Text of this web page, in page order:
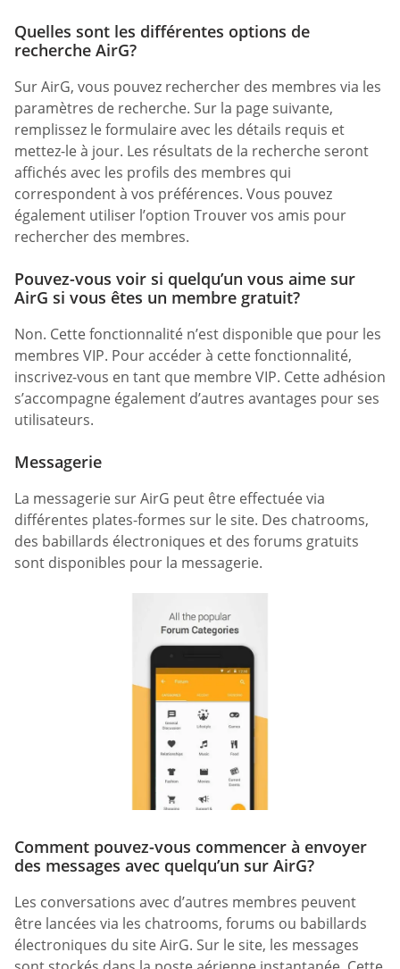
Quelles sont les différentes options de
recherche AirG?
Sur AirG, vous pouvez rechercher des membres via les
paramètres de recherche. Sur la page suivante,
remplissez le formulaire avec les détails requis et
mettez-le à jour. Les résultats de la recherche seront
affichés avec les profils des membres qui
correspondent à vos préférences. Vous pouvez
également utiliser l’option Trouver vos amis pour
rechercher des membres.
Pouvez-vous voir si quelqu’un vous aime sur
AirG si vous êtes un membre gratuit?
Non. Cette fonctionnalité n’est disponible que pour les
membres VIP. Pour accéder à cette fonctionnalité,
inscrivez-vous en tant que membre VIP. Cette adhésion
s’accompagne également d’autres avantages pour ses
utilisateurs.
Messagerie
La messagerie sur AirG peut être effectuée via
différentes plates-formes sur le site. Des chatrooms,
des babillards électroniques et des forums gratuits
sont disponibles pour la messagerie.
Comment pouvez-vous commencer à envoyer
des messages avec quelqu’un sur AirG?
Les conversations avec d’autres membres peuvent
être lancées via les chatrooms, forums ou babillards
électroniques du site AirG. Sur le site, les messages